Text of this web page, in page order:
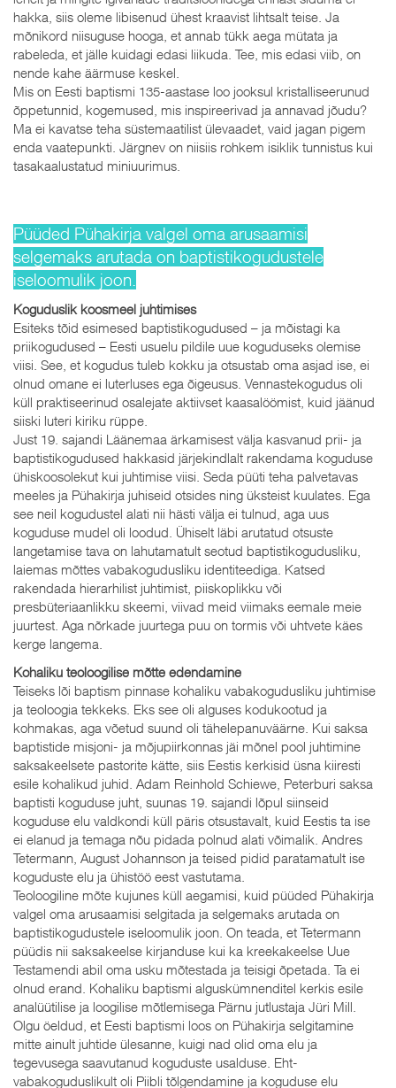
hakka, siis oleme libisenud ühest kraavist lihtsalt teise. Ja
mõnikord niisuguse hooga, et annab tükk aega mütata ja
rabeleda, et jälle kuidagi edasi liikuda. Tee, mis edasi viib, on
nende kahe äärmuse keskel.
Mis on Eesti baptismi 135-aastase loo jooksul kristalliseerunud
õppetunnid, kogemused, mis inspireerivad ja annavad jõudu?
Ma ei kavatse teha süstemaatilist ülevaadet, vaid jagan pigem
enda vaatepunkti. Järgnev on niisiis rohkem isiklik tunnistus kui
tasakaalustatud miniuurimus.
Püüded Pühakirja valgel oma arusaamisi
selgemaks arutada on baptistikogudustele
iseloomulik joon.
Koguduslik koosmeel juhtimises
Esiteks tõid esimesed baptistikogudused – ja mõistagi ka
priikogudused – Eesti usuelu pildile uue koguduseks olemise
viisi. See, et kogudus tuleb kokku ja otsustab oma asjad ise, ei
olnud omane ei luterluses ega õigeusus. Vennastekogudus oli
küll praktiseerinud osalejate aktiivset kaasalöömist, kuid jäänud
siiski luteri kiriku rüppe.
Just 19. sajandi Läänemaa ärkamisest välja kasvanud prii- ja
baptistikogudused hakkasid järjekindlalt rakendama koguduse
ühiskoosolekut kui juhtimise viisi. Seda püüti teha palvetavas
meeles ja Pühakirja juhiseid otsides ning üksteist kuulates. Ega
see neil kogudustel alati nii hästi välja ei tulnud, aga uus
koguduse mudel oli loodud. Ühiselt läbi arutatud otsuste
langetamise tava on lahutamatult seotud baptistikogudusliku,
laiemas mõttes vabakogudusliku identiteediga. Katsed
rakendada hierarhilist juhtimist, piiskoplikku või
presbüteriaanlikku skeemi, viivad meid viimaks eemale meie
juurtest. Aga nõrkade juurtega puu on tormis või uhtvete käes
kerge langema.
Kohaliku teoloogilise mõtte edendamine
Teiseks lõi baptism pinnase kohaliku vabakogudusliku juhtimise
ja teoloogia tekkeks. Eks see oli alguses kodukootud ja
kohmakas, aga võetud suund oli tähelepanuväärne. Kui saksa
baptistide misjoni- ja mõjupiirkonnas jäi mõnel pool juhtimine
saksakeelsete pastorite kätte, siis Eestis kerkisid üsna kiiresti
esile kohalikud juhid. Adam Reinhold Schiewe, Peterburi saksa
baptisti koguduse juht, suunas 19. sajandi lõpul siinseid
koguduse elu valdkondi küll päris otsustavalt, kuid Eestis ta ise
ei elanud ja temaga nõu pidada polnud alati võimalik. Andres
Tetermann, August Johannson ja teised pidid paratamatult ise
koguduste elu ja ühistöö eest vastutama.
Teoloogiline mõte kujunes küll aegamisi, kuid püüded Pühakirja
valgel oma arusaamisi selgitada ja selgemaks arutada on
baptistikogudustele iseloomulik joon. On teada, et Tetermann
püüdis nii saksakeelse kirjanduse kui ka kreekakeelse Uue
Testamendi abil oma usku mõtestada ja teisigi õpetada. Ta ei
olnud erand. Kohaliku baptismi alguskümnenditel kerkis esile
analüütilise ja loogilise mõtlemisega Pärnu jutlustaja Jüri Mill.
Olgu öeldud, et Eesti baptismi loos on Pühakirja selgitamine
mitte ainult juhtide ülesanne, kuigi nad olid oma elu ja
tegevusega saavutanud koguduste usalduse. Eht-
vabakoguduslikult oli Piibli tõlgendamine ja koguduse elu